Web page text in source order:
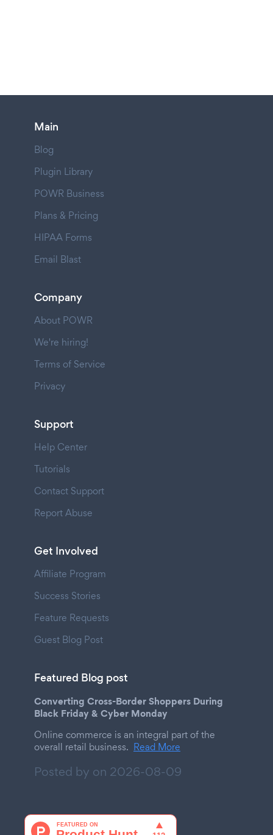
Main
Blog
Plugin Library
POWR Business
Plans & Pricing
HIPAA Forms
Email Blast
Company
About POWR
We're hiring!
Terms of Service
Privacy
Support
Help Center
Tutorials
Contact Support
Report Abuse
Get Involved
Affiliate Program
Success Stories
Feature Requests
Guest Blog Post
Featured Blog post
Converting Cross-Border Shoppers During
Black Friday & Cyber Monday
Online commerce is an integral part of the
overall retail business. Read More
Posted by on 2026-08-09